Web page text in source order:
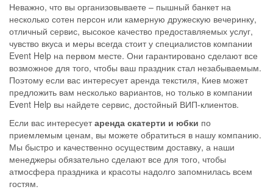
Неважно, что вы организовываете – пышный банкет на
несколько сотен персон или камерную дружескую вечеринку,
отличный сервис, высокое качество предоставляемых услуг,
чувство вкуса и меры всегда стоит у специалистов компании
Event Help на первом месте. Они гарантировано сделают все
возможное для того, чтобы ваш праздник стал незабываемым.
Поэтому если вас интересует аренда текстиля, Киев может
предложить вам несколько вариантов, но только в компании
Event Help вы найдете сервис, достойный ВИП-клиентов.
Если вас интересуетаренда скатерти и юбки по
приемлемым ценам, вы можете обратиться в нашу компанию.
Мы быстро и качественно осуществим доставку, а наши
менеджеры обязательно сделают все для того, чтобы
атмосфера праздника и красоты надолго запомнилась всем
гостям.